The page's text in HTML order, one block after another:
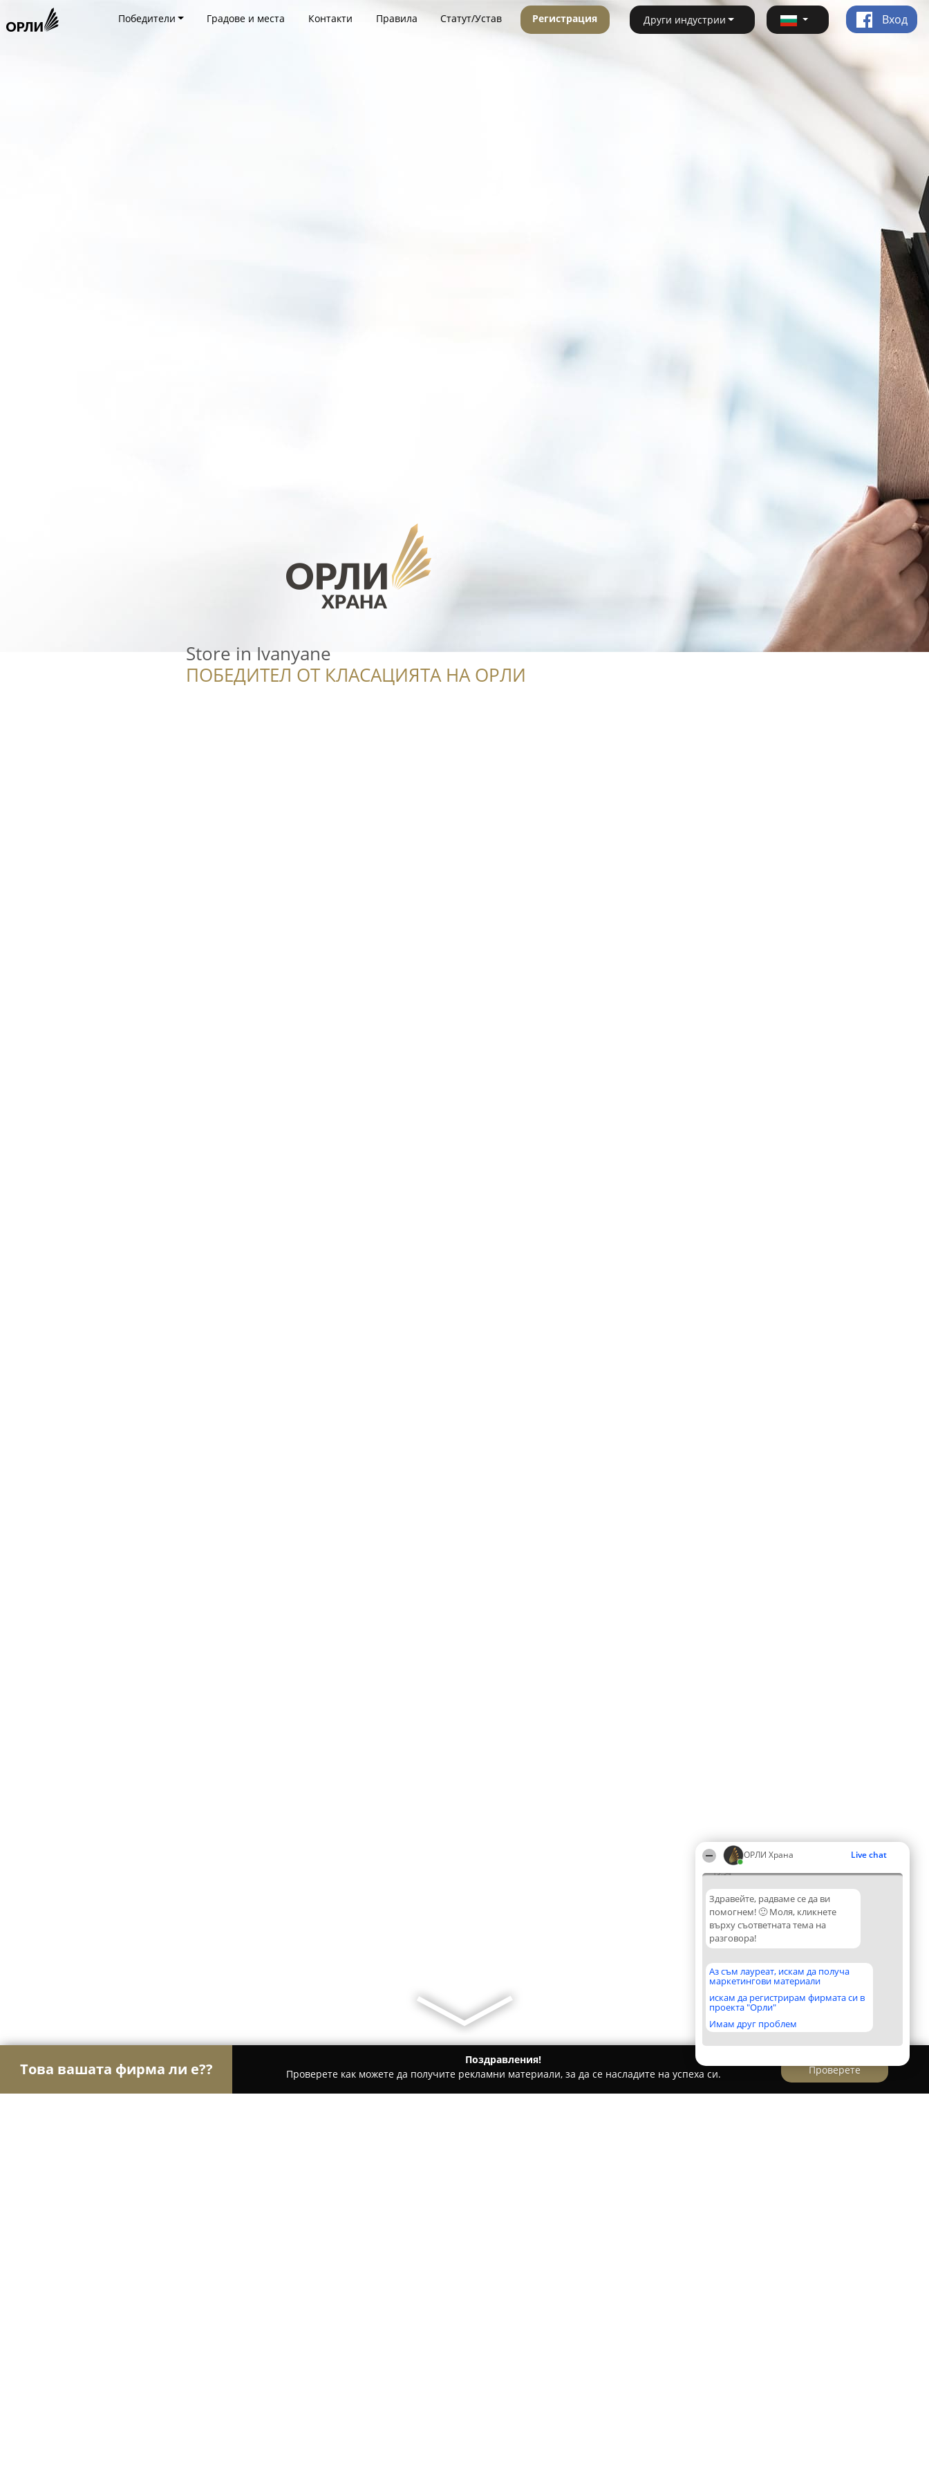
ОРЛИ Храна Live chat
19:54
Здравейте, радваме се да ви
помогнем! 🙂 Моля, кликнете
върху съответната тема на
разговора!
Аз съм лауреат, искам да получа
маркетингови материали
искам да регистрирам фирмата си в
проекта "Орли"
Имам друг проблем
Победители Градове и места Контакти Правила Статут/Устав Регистрация Други индустрии Вход
Store in Ivanyane
ПОБЕДИТЕЛ ОТ КЛАСАЦИЯТА НА ОРЛИ
Това вашата фирма ли е??
Поздравления!
Проверете как можете да получите рекламни материали, за да се насладите на успеха си.
Проверете